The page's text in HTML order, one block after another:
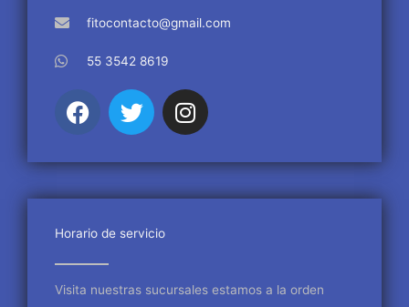
fitocontacto@gmail.com
55 3542 8619
F
a
e
b
o
k
T
w
t
t
r
I
n
t
a
m
Horario de servicio
Visita nuestras sucursales estamos a la orden